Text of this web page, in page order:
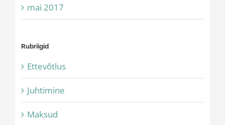
mai 2017
Rubriigid
Ettevõtlus
Juhtimine
Maksud